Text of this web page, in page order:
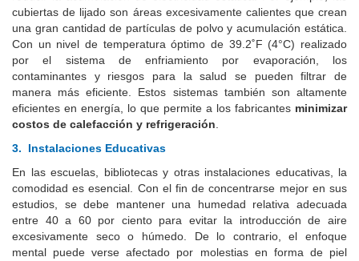
cubiertas de lijado son áreas excesivamente calientes que crean
una gran cantidad de partículas de polvo y acumulación estática.
Con un nivel de temperatura óptimo de 39.2˚F (4°C) realizado
por el sistema de enfriamiento por evaporación, los
contaminantes y riesgos para la salud se pueden filtrar de
manera más eficiente. Estos sistemas también son altamente
eficientes en energía, lo que permite a los fabricantes minimizar
costos de calefacción y refrigeración
3.
Instalaciones Educativas
En las escuelas, bibliotecas y otras instalaciones educativas, la
comodidad es esencial. Con el fin de concentrarse mejor en sus
estudios, se debe mantener una humedad relativa adecuada
entre 40 a 60 por ciento para evitar la introducción de aire
excesivamente seco o húmedo. De lo contrario, el enfoque
mental puede verse afectado por molestias en forma de piel